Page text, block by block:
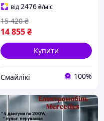
автомобіль Ford,
червоний
від2476₴/міс
14 855₴
15 420 ₴
Купити
Смайлікі 100%